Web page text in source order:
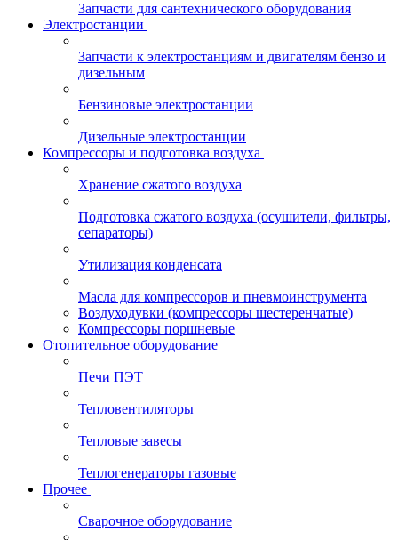
Запчасти для сантехнического оборудования
Электростанции
Запчасти к электростанциям и двигателям бензо и
дизельным
Бензиновые электростанции
Дизельные электростанции
Компрессоры и подготовка воздуха
Хранение сжатого воздуха
Подготовка сжатого воздуха (осушители, фильтры,
сепараторы)
Утилизация конденсата
Масла для компрессоров и пневмоинструмента
Воздуходувки (компрессоры шестеренчатые)
Компрессоры поршневые
Отопительное оборудование
Печи ПЭТ
Тепловентиляторы
Тепловые завесы
Теплогенераторы газовые
Прочее
Сварочное оборудование